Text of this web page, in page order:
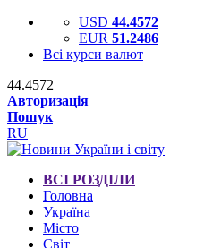
USD 44.4572
EUR 51.2486
Всі курси валют
44.4572
Авторизація
Пошук
RU
ВСІ РОЗДІЛИ
Головна
Україна
Місто
Світ